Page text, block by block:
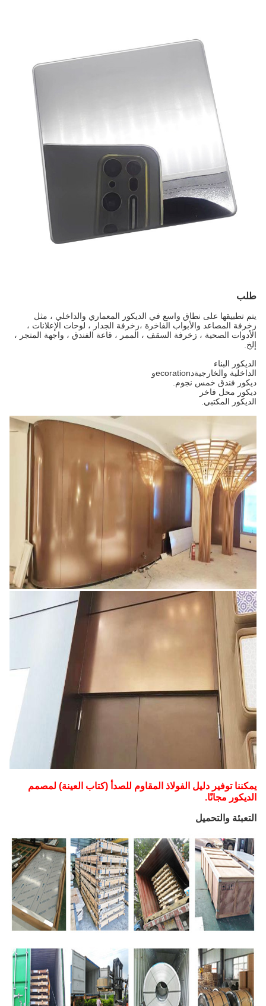
طلب
يتم تطبيقها على نطاق واسع في الديكور المعماري والداخلي ، مثل
زخرفة المصاعد والأبواب الفاخرة ، زخرفة الجدار ، لوحات الإعلانات ،
الأدوات الصحية ، زخرفة السقف ، الممر ، قاعة الفندق ، واجهة المتجر ،
إلخ.
الديكور البناء
الداخلية والخارجيةدecorationو
ديكور فندق خمس نجوم.
ديكور محل فاخر
الديكور المكتبي.
يمكننا توفير دليل الفولاذ المقاوم للصدأ (كتاب العينة) لمصمم
الديكور مجانًا.
التعبئة والتحميل